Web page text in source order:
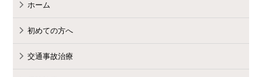
ホーム
初めての方へ
交通事故治療